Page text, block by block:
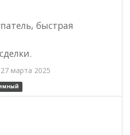
быстрая
марта 2025